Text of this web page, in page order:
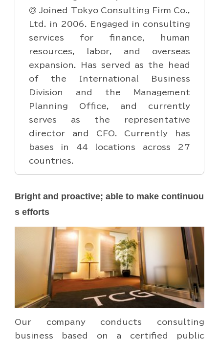
◎ Joined Tokyo Consulting Firm Co.,
Ltd. in 2006. Engaged in consulting
services for finance, human
resources, labor, and overseas
expansion. Has served as the head
of the International Business
Division and the Management
Planning Office, and currently
serves as the representative
director and CFO. Currently has
bases in 44 locations across 27
countries.
Bright and proactive; able to make continuou
s efforts
Our company conducts consulting
business based on a certified public